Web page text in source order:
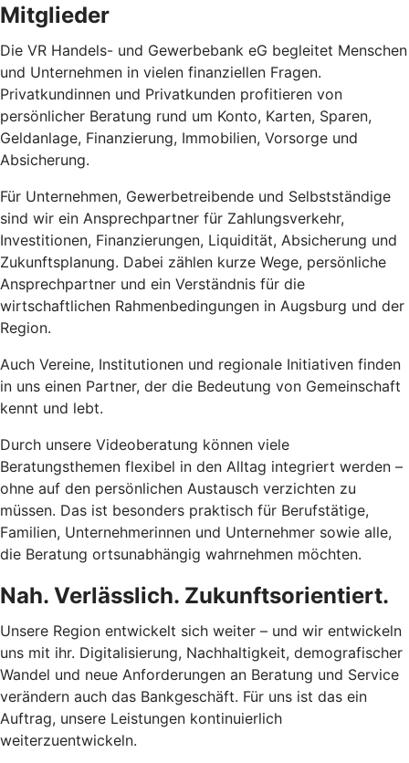
Mitglieder
Die VR Handels- und Gewerbebank eG begleitet Menschen
und Unternehmen in vielen finanziellen Fragen.
Privatkundinnen und Privatkunden profitieren von
persönlicher Beratung rund um Konto, Karten, Sparen,
Geldanlage, Finanzierung, Immobilien, Vorsorge und
Absicherung.
Für Unternehmen, Gewerbetreibende und Selbstständige
sind wir ein Ansprechpartner für Zahlungsverkehr,
Investitionen, Finanzierungen, Liquidität, Absicherung und
Zukunftsplanung. Dabei zählen kurze Wege, persönliche
Ansprechpartner und ein Verständnis für die
wirtschaftlichen Rahmenbedingungen in Augsburg und der
Region.
Auch Vereine, Institutionen und regionale Initiativen finden
in uns einen Partner, der die Bedeutung von Gemeinschaft
kennt und lebt.
Durch unsere Videoberatung können viele
Beratungsthemen flexibel in den Alltag integriert werden –
ohne auf den persönlichen Austausch verzichten zu
müssen. Das ist besonders praktisch für Berufstätige,
Familien, Unternehmerinnen und Unternehmer sowie alle,
die Beratung ortsunabhängig wahrnehmen möchten.
Nah. Verlässlich. Zukunftsorientiert.
Unsere Region entwickelt sich weiter – und wir entwickeln
uns mit ihr. Digitalisierung, Nachhaltigkeit, demografischer
Wandel und neue Anforderungen an Beratung und Service
verändern auch das Bankgeschäft. Für uns ist das ein
Auftrag, unsere Leistungen kontinuierlich
weiterzuentwickeln.